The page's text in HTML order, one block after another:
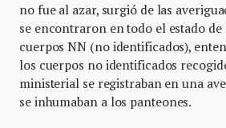
no fue al azar, surgió de las
se encontraron en todo el estado de
cuerpos NN (no identificados),
los cuerpos no identificados
ministerial se registraban en una
se inhumaban a los panteones.